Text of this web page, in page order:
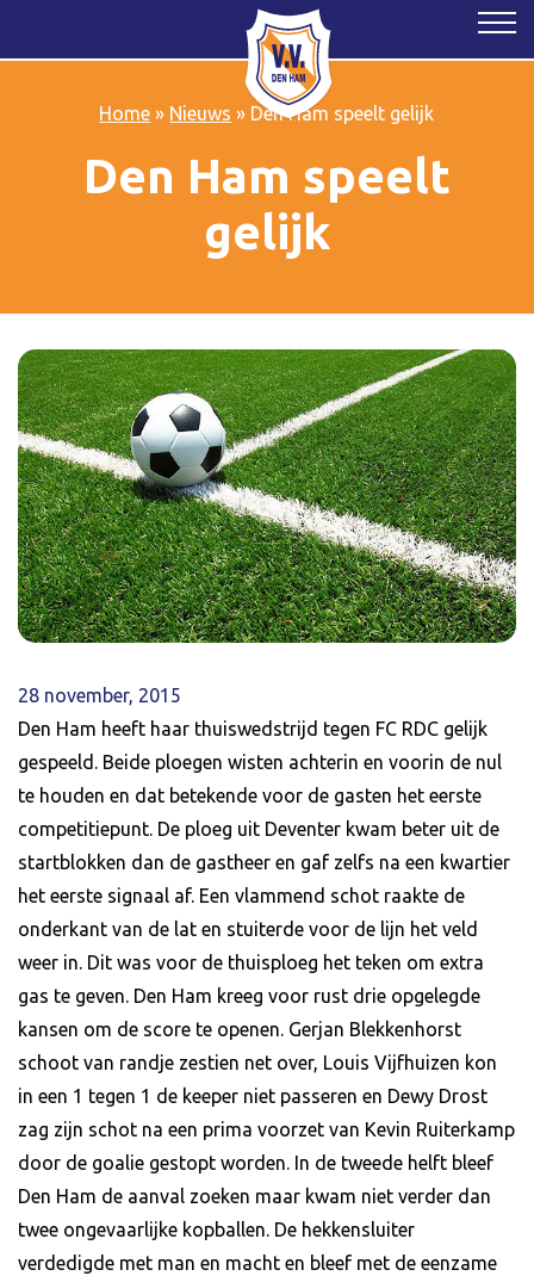
Home » Nieuws » Den Ham speelt gelijk
Den Ham speelt
gelijk
28 november, 2015
Den Ham heeft haar thuiswedstrijd tegen FC RDC gelijk
gespeeld. Beide ploegen wisten achterin en voorin de nul
te houden en dat betekende voor de gasten het eerste
competitiepunt. De ploeg uit Deventer kwam beter uit de
startblokken dan de gastheer en gaf zelfs na een kwartier
het eerste signaal af. Een vlammend schot raakte de
onderkant van de lat en stuiterde voor de lijn het veld
weer in. Dit was voor de thuisploeg het teken om extra
gas te geven. Den Ham kreeg voor rust drie opgelegde
kansen om de score te openen. Gerjan Blekkenhorst
schoot van randje zestien net over, Louis Vijfhuizen kon
in een 1 tegen 1 de keeper niet passeren en Dewy Drost
zag zijn schot na een prima voorzet van Kevin Ruiterkamp
door de goalie gestopt worden. In de tweede helft bleef
Den Ham de aanval zoeken maar kwam niet verder dan
twee ongevaarlijke kopballen. De hekkensluiter
verdedigde met man en macht en bleef met de eenzame